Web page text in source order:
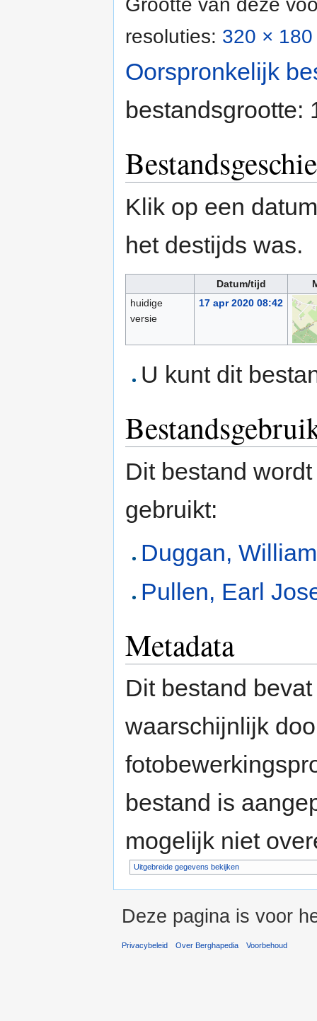
resoluties: 320 ×
Oorspronkelijk
bestandsgrootte:
Klik op een
het destijds was.
Datum/tijd
huidige
versie
17 apr 2020 08:42
U kunt dit
Dit bestand
gebruikt:
Duggan,
Pullen, Earl
Metadata
Dit bestand
waarschijnlijk
bestand is
mogelijk niet
Uitgebreide gegevens bekijken
Deze pagina is voor
Privacybeleid Over Berghapedia Voorbehoud